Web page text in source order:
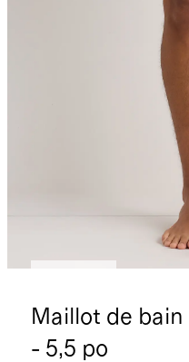
Maillot de
- 5,5 po